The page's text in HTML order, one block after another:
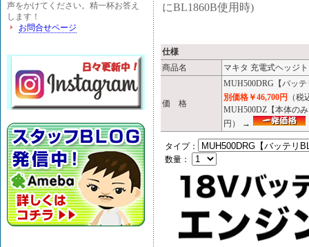
声をかけてください。精一杯お答え
します！
お問合せページ
にBL1860B使用時)
仕様
商品名
マキタ 充電式ヘッジ
価 格
MUH500DRG【バッ
別価格￥46,700円
（
MUH500DZ【本体の
円） →
タイプ：
数量：